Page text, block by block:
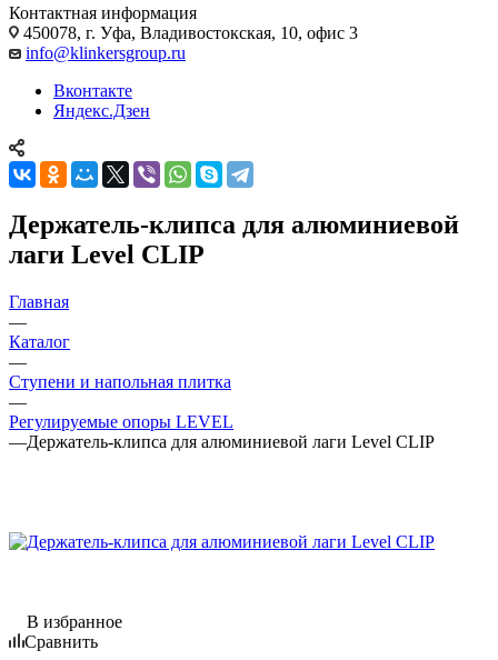
Контактная информация
450078, г. Уфа, Владивостокская, 10, офис 3
info@klinkersgroup.ru
Вконтакте
Яндекс.Дзен
Держатель-клипса для алюминиевой
лаги Level CLIP
Главная
—
Каталог
—
Ступени и напольная плитка
—
Регулируемые опоры LEVEL
—Держатель-клипса для алюминиевой лаги Level CLIP
В избранное
Сравнить